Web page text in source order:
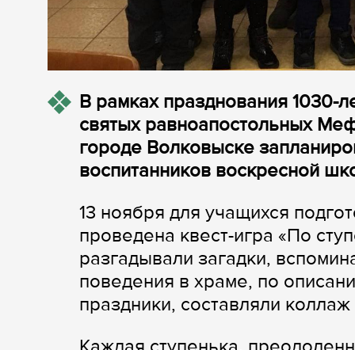
В рамках празднования 1030-
святых равноапостольных
городе Волковыске
воспитанников воскресной
13 ноября для учащихся
проведена квест-игра «По
разгадывали загадки,
поведения в храме, по
праздники, составляли